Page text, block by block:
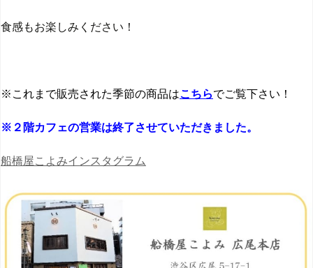
食感もお楽しみください！
※これまで販売された季節の商品はこちらでご覧下さい！
※２階カフェの営業は終了させていただきました。
船橋屋こよみインスタグラム